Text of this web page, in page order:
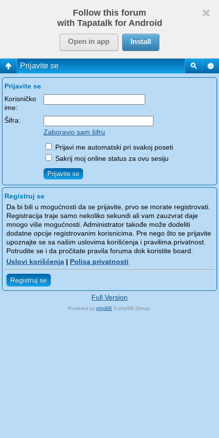
Follow this forum
with Tapatalk for Android
Open in app Install
Prijavite se
Prijavite se
Korisničko
ime:
Šifra:
Zaboravio sam šifru
Prijavi me automatski pri svakoj poseti
Sakrij moj online status za ovu sesiju
Registruj se
Da bi bili u mogućnosti da se prijavite, prvo se morate registrovati.
Registracija traje samo nekoliko sekundi ali vam zauzvrat daje
mnogo više mogućnosti. Administrator takođe može dodeliti
dodatne opcije registrovanim korisnicima. Pre nego što se prijavite
upoznajte se sa našim uslovima korišćenja i pravilima privatnost.
Potrudite se i da pročitate pravila foruma dok koristite board.
Uslovi korišćenja | Polisa privatnosti
Registruj se
Full Version
Powered by phpBB © phpBB Group.